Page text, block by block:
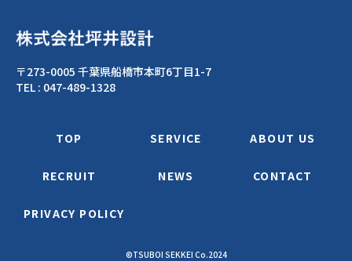
〒273-0005 千葉県船橋市本町6丁目1-7
TEL : 047-489-1328
TOP SERVICE ABOUT US
RECRUIT NEWS CONTACT
PRIVACY POLICY
©TSUBOI SEKKEI Co.2024